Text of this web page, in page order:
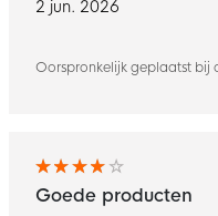
2 jun. 2026
Oorspronkelijk geplaatst bij
Goede producten